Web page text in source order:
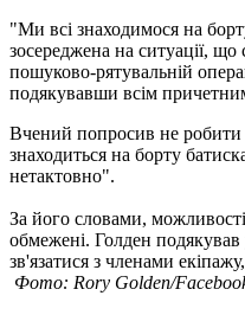
"Ми всі знаходимося на
зосереджена на ситуації, що
пошуково-рятувальній
подякувавши всім
Вчений попросив не
знаходиться на борту
нетактовно".
За його словами,
обмежені. Голден подякував
зв'язатися з членами
Фото: Rory Golden/